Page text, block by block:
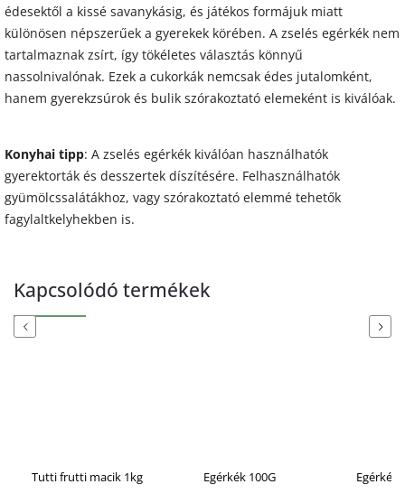
édesektől a kissé savanykásig, és játékos formájuk miatt
különösen népszerűek a gyerekek körében. A zselés egérkék nem
tartalmaznak zsírt, így tökéletes választás könnyű
nassolnivalónak. Ezek a cukorkák nemcsak édes jutalomként,
hanem gyerekzsúrok és bulik szórakoztató elemeként is kiválóak.
Konyhai tipp: A zselés egérkék kiválóan használhatók
gyerektorták és desszertek díszítésére. Felhasználhatók
gyümölcssalátákhoz, vagy szórakoztató elemmé tehetők
fagylaltkelyhekben is.
Kapcsolódó termékek
Previous
Tutti frutti macik 1kg Egérkék 100G Egérkék
Next